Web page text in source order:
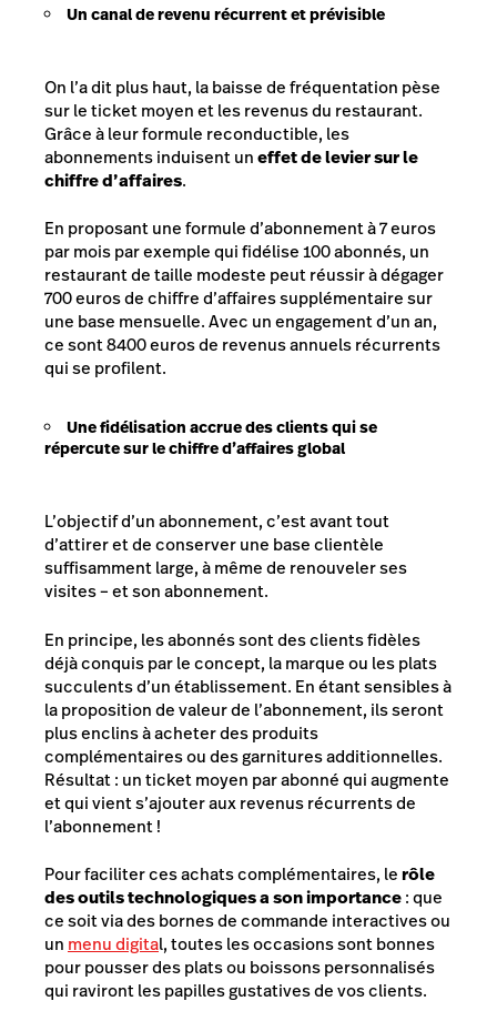
Un canal de revenu récurrent et prévisible
On l’a dit plus haut, la baisse de fréquentation pèse
sur le ticket moyen et les revenus du restaurant.
Grâce à leur formule reconductible, les
abonnements induisent uneffet de levier sur le
chiffre d’affaires.
En proposant une formule d’abonnement à 7 euros
par mois par exemple qui fidélise 100 abonnés, un
restaurant de taille modeste peut réussir à dégager
700 euros de chiffre d’affaires supplémentaire sur
une base mensuelle. Avec un engagement d’un an,
ce sont 8400 euros de revenus annuels récurrents
qui se profilent.
Une fidélisation accrue des clients qui se
répercute sur le chiffre d’affaires global
L’objectif d’un abonnement, c’est avant tout
d’attirer et de conserver une base clientèle
suffisamment large, à même de renouveler ses
visites – et son abonnement.
En principe, les abonnés sont des clients fidèles
déjà conquis par le concept, la marque ou les plats
succulents d’un établissement. En étant sensibles à
la proposition de valeur de l’abonnement, ils seront
plus enclins à acheter des produits
complémentaires ou des garnitures additionnelles.
Résultat : un ticket moyen par abonné qui augmente
et qui vient s’ajouter aux revenus récurrents de
l’abonnement !
Pour faciliter ces achats complémentaires, lerôle
des outils technologiques a son importance: que
ce soit via des bornes de commande interactives ou
un menu digital, toutes les occasions sont bonnes
pour pousser des plats ou boissons personnalisés
qui raviront les papilles gustatives de vos clients.